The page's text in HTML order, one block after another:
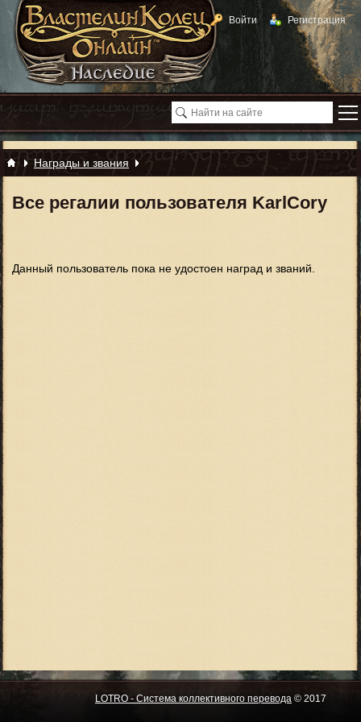
Войти Регистрация
Награды и звания
Все регалии пользователя KarlCory
Данный пользователь пока не удостоен наград и званий.
LOTRO - Система коллективного перевода © 2017